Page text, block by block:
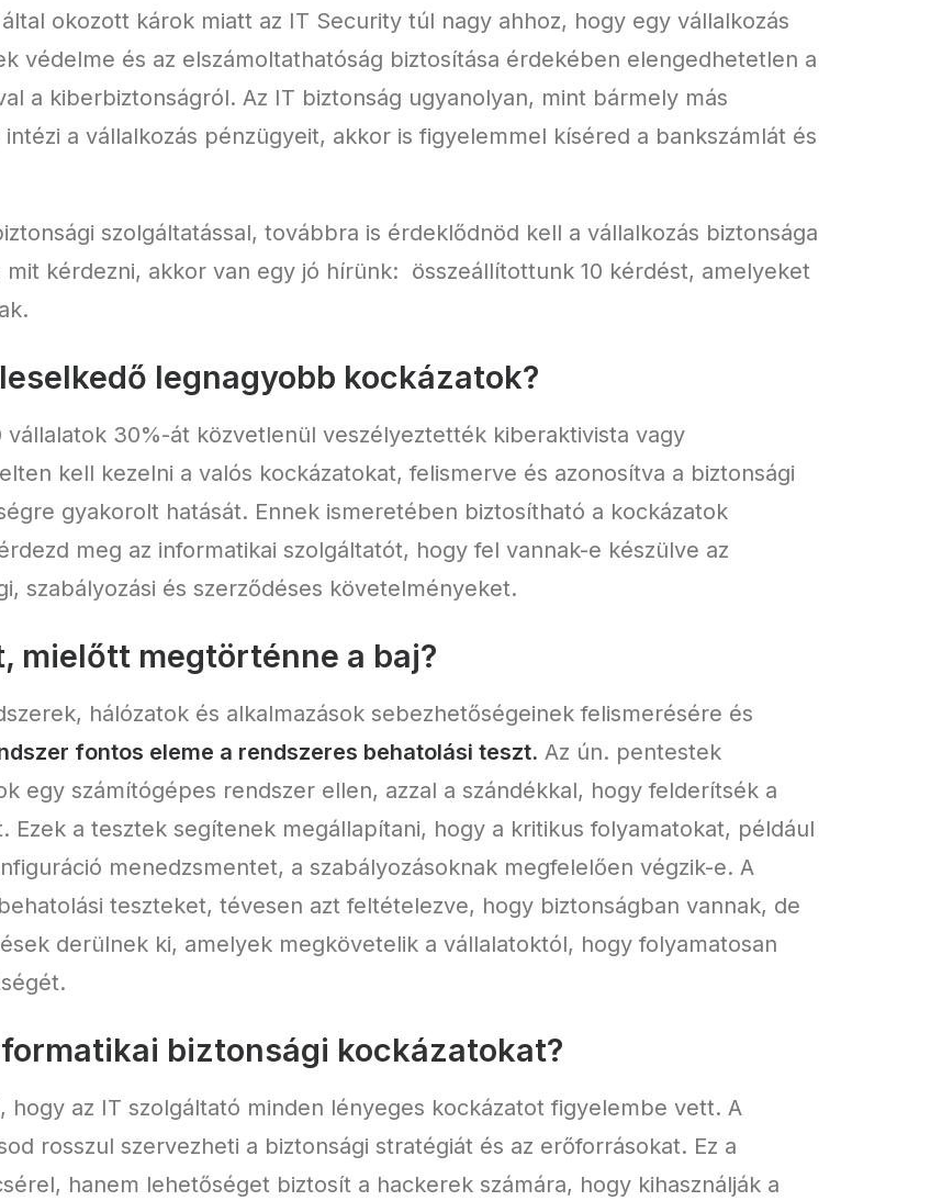
okozott károk miatt az IT Security túl nagy ahhoz, hogy egy vállalkozás
védelme és az elszámoltathatóság biztosítása érdekében elengedhetetlen a
a kiberbiztonságról. Az IT biztonság ugyanolyan, mint bármely más
a vállalkozás pénzügyeit, akkor is figyelemmel kíséred a bankszámlát és
szolgáltatással, továbbra is érdeklődnöd kell a vállalkozás biztonsága
kérdezni, akkor van egy jó hírünk: összeállítottunk 10 kérdést, amelyeket
legnagyobb kockázatok?
30%-át közvetlenül veszélyeztették kiberaktivista vagy
kell kezelni a valós kockázatokat, felismerve és azonosítva a biztonsági
gyakorolt ​​hatását. Ennek ismeretében biztosítható a kockázatok
meg az informatikai szolgáltatót, hogy fel vannak-e készülve az
szabályozási és szerződéses követelményeket.
mielőtt megtörténne a baj?
hálózatok és alkalmazások sebezhetőségeinek felismerésére és
fontos eleme a rendszeres behatolási teszt. Az ún. pentestek
egy számítógépes rendszer ellen, azzal a szándékkal, hogy felderítsék a
Ezek a tesztek segítenek megállapítani, hogy a kritikus folyamatokat, például
menedzsmentet, a szabályozásoknak megfelelően végzik-e. A
teszteket, tévesen azt feltételezve, hogy biztonságban vannak, de
derülnek ki, amelyek megkövetelik a vállalatoktól, hogy folyamatosan
biztonsági kockázatokat?
az IT szolgáltató minden lényeges kockázatot figyelembe vett. A
rosszul szervezheti a biztonsági stratégiát és az erőforrásokat. Ez a
hanem lehetőséget biztosít a hackerek számára, hogy kihasználják a